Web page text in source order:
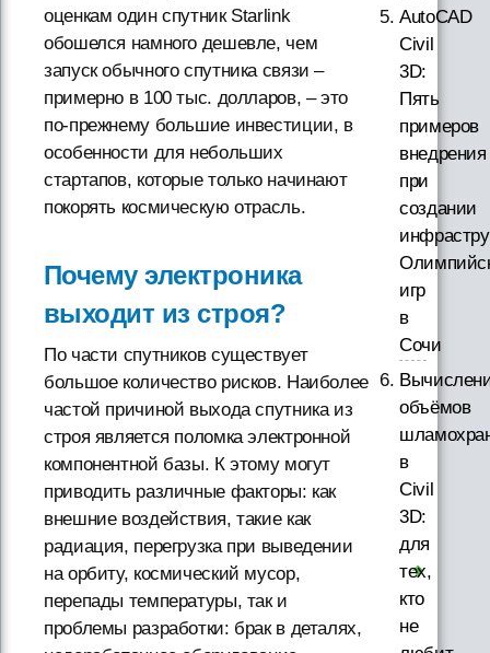
оценкам один спутник Starlink
обошелся намного дешевле, чем
запуск обычного спутника связи –
примерно в 100 тыс. долларов, – это
по-прежнему большие инвестиции, в
особенности для небольших
стартапов, которые только начинают
покорять космическую отрасль.
Почему электроника
выходит из строя?
По части спутников существует
большое количество рисков. Наиболее
частой причиной выхода спутника из
строя является поломка электронной
компонентной базы. К этому могут
приводить различные факторы: как
внешние воздействия, такие как
радиация, перегрузка при выведении
на орбиту, космический мусор,
перепады температуры, так и
проблемы разработки: брак в деталях,
AutoCAD
Civil
3D:
Пять
примеров
внедрения
при
создании
игр
в
Сочи
объёмов
в
Civil
3D:
для
тех,
кто
не